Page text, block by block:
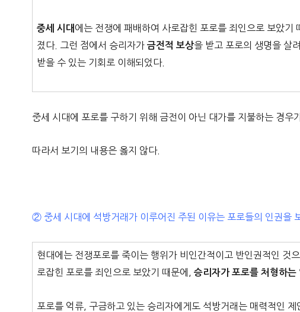
중세 시대 에는 전쟁에 패배하여 사로잡힌 포로를 죄인으로 보았기
졌다. 그런 점에서 승리자가금전적 보상을 받고 포로의 생명을 살
받을 수 있는 기회로 이해되었다.
중세 시대에 포로를 구하기 위해 금전이 아닌 대가를 지불하는 경우
따라서 보기의 내용은 옳지 않다.
② 중세 시대에 석방거래가 이루어진 주된 이유는 포로들의 인권을
현대에는 전쟁포로를 죽이는 행위가 비인간적이고 반인권적인 것
로잡힌 포로를 죄인으로 보았기 때문에,승리자가 포로를 처형하는
포로를 억류, 구금하고 있는 승리자에게도 석방거래는 매력적인